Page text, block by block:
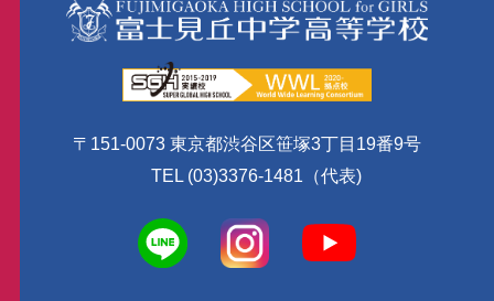
〒151-0073 東京都渋谷区笹塚3丁目19番9号
TEL (03)3376-1481（代表)